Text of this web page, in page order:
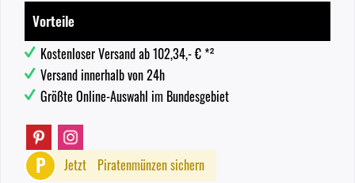
Vorteile
Kostenloser Versand ab 102,34,- € *²
Versand innerhalb von 24h
Größte Online-Auswahl im Bundesgebiet
P Jetzt Piratenmünzen sichern